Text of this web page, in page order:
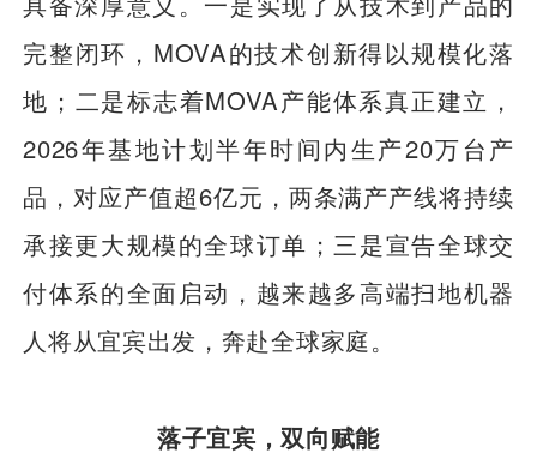
完整闭环，MOVA的技术创新得以规模化落
地；二是标志着MOVA产能体系真正建立，
2026年基地计划半年时间内生产20万台产
品，对应产值超6亿元，两条满产产线将持续
承接更大规模的全球订单；三是宣告全球交
付体系的全面启动，越来越多高端扫地机器
人将从宜宾出发，奔赴全球家庭。
落子宜宾，双向赋能